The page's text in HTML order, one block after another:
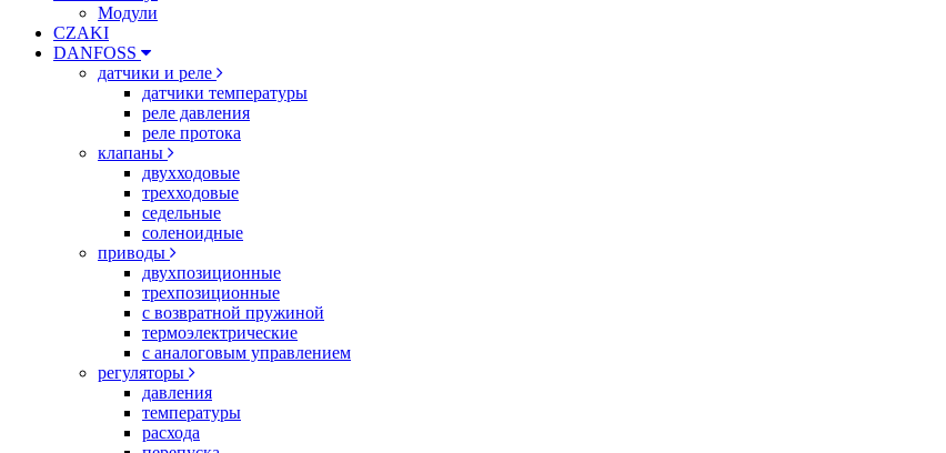
Модули
CZAKI
DANFOSS
датчики и реле
датчики температуры
реле давления
реле протока
клапаны
двухходовые
трехходовые
седельные
соленоидные
приводы
двухпозиционные
трехпозиционные
с возвратной пружиной
термоэлектрические
с аналоговым управлением
регуляторы
давления
температуры
расхода